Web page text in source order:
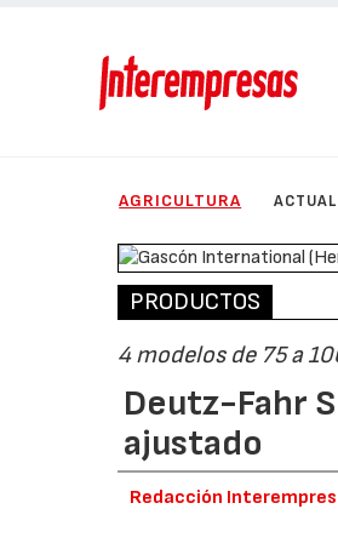
AGRICULTURA
PRODUCTOS
4 modelos de 75 a
Deutz-Fahr
ajustado
Redacción